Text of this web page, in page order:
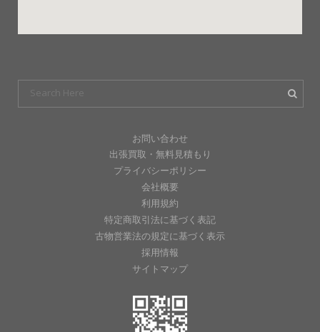
お問い合わせ
出張買取・無料見積もり
プライバシーポリシー
会社概要
利用規約
特定商取引法に基づく表記
古物営業法の規定に基づく表示
採用情報
サイトマップ